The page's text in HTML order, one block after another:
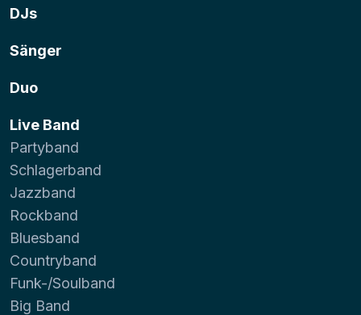
DJs
Sänger
Duo
Live Band
Partyband
Schlagerband
Jazzband
Rockband
Bluesband
Countryband
Funk-/Soulband
Big Band